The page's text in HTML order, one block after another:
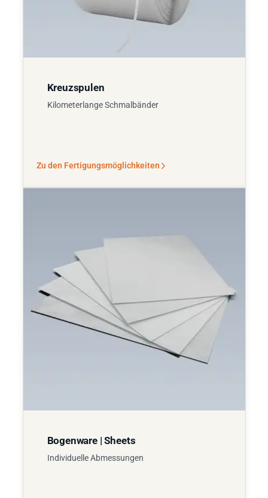
Kreuzspulen
Kilometerlange Schmalbänder
Zu den Fertigungsmöglichkeiten
Bogenware | Sheets
Individuelle Abmessungen